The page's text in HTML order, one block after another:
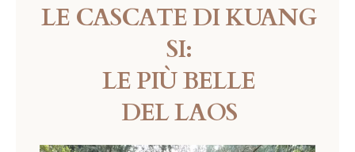
LE CASCATE DI KUANG
SI:
LE PIÙ BELLE
DEL LAOS